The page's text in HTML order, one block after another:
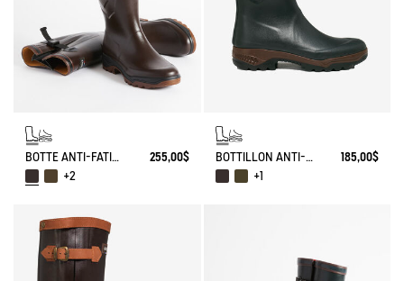
BOTTE ANTI-FATIGUE PARCOURS 2.0 AJUSTABLE
255,00$
+2
BOTTILLON ANTI-FATIGUE PARCOURS 2.0
185,00$
+1